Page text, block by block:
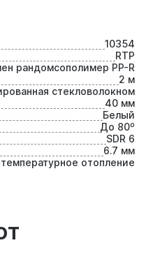
10354
RTP
рандомсополимер PP-R
2 м
стекловолокном
40 мм
Белый
До 80⁰
SDR 6
6.7 мм
отопление